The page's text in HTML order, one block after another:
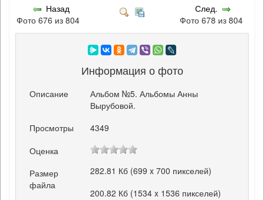
Назад
Фото 676 из 804
След.
Фото 678 из 804
Информация о фото
Описание
Альбом №5. Альбомы Анны
Вырубовой.
Просмотры
4349
Оценка
Размер
файла
282.81 Кб (699 x 700 пикселей)
200.82 Кб (1534 x 1536 пикселей)